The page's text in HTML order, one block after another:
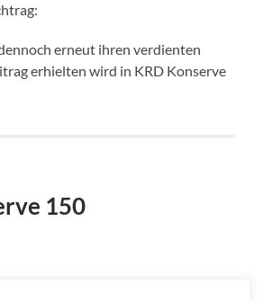
erneut ihren verdienten
erhielten wird in KRD Konserve
150